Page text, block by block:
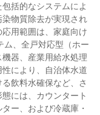
括的なシステムによ
物質除去が実現され
用範囲は、家庭向け
、全戸対応型（ホー
器、産業用給水処理
により、自治体水道
飲料水確保など、さ
には、カウンタート
ー、および冷蔵庫・